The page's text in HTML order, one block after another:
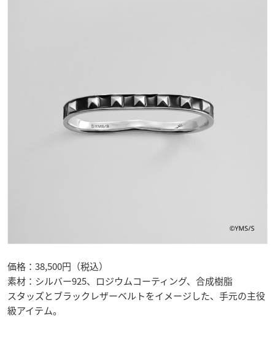
価格：38,500円（税込）
素材：シルバー925、ロジウムコーティング、合成樹脂
スタッズとブラックレザーベルトをイメージした、手元の主役
級アイテム。